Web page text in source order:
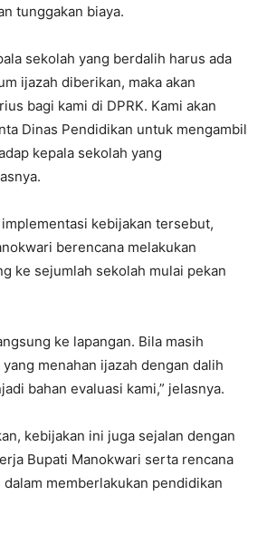
tunggakan biaya.
sekolah yang berdalih harus ada
ijazah diberikan, maka akan
bagi kami di DPRK. Kami akan
Dinas Pendidikan untuk mengambil
kepala sekolah yang
kebijakan tersebut,
berencana melakukan
ke sejumlah sekolah mulai pekan
ke lapangan. Bila masih
menahan ijazah dengan dalih
bahan evaluasi kami,” jelasnya.
kebijakan ini juga sejalan dengan
Bupati Manokwari serta rencana
memberlakukan pendidikan